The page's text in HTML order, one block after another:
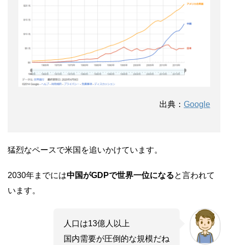
出典： Google
猛烈なペースで米国を追いかけています。
2030年までには中国がGDPで世界一位になると言われて
います。
人口は13億人以上
国内需要が圧倒的な規模だね